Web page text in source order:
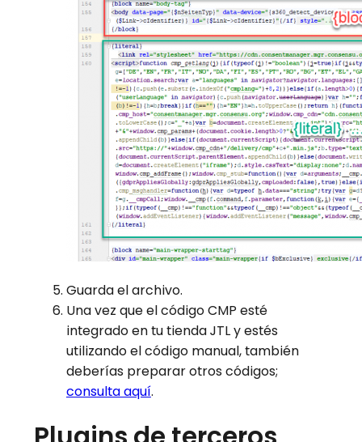
Guarda el archivo.
Una vez que el código CMP esté
integrado en tu tienda JTL y estés
utilizando el código manual, también
deberías preparar otros códigos;
consulta aquí.